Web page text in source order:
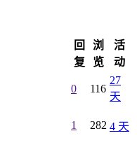
回
复
浏
览
活
动
0 116
27
天
1 282 4 天